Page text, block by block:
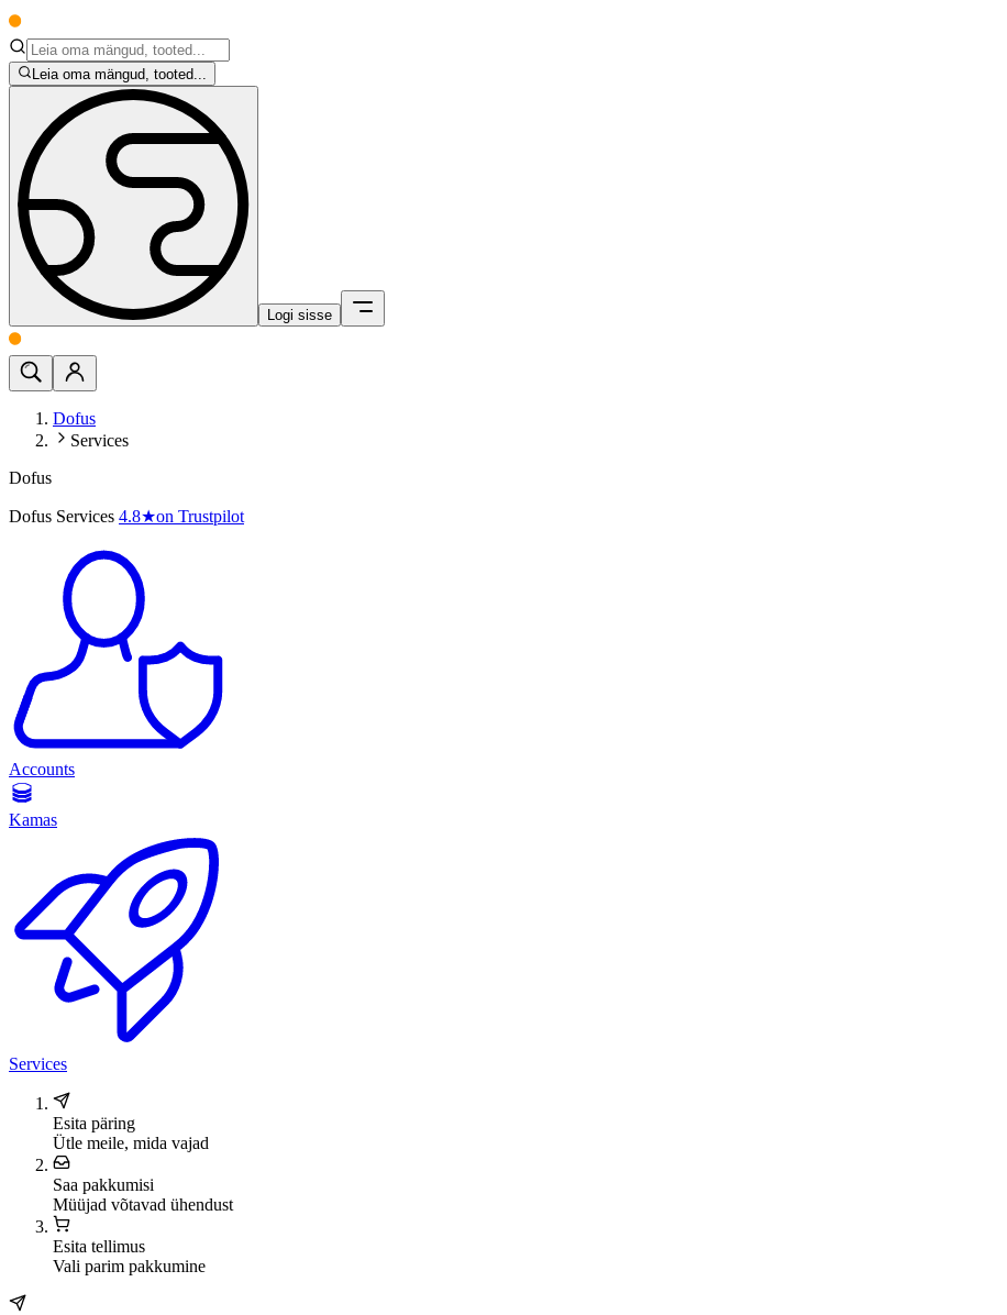
Leia oma mängud, tooted...
Logi sisse
Dofus
Services
Dofus
Dofus Services 4.8★on Trustpilot
Accounts
Kamas
Services
Esita päring
Ütle meile, mida vajad
Saa pakkumisi
Müüjad võtavad ühendust
Esita tellimus
Vali parim pakkumine